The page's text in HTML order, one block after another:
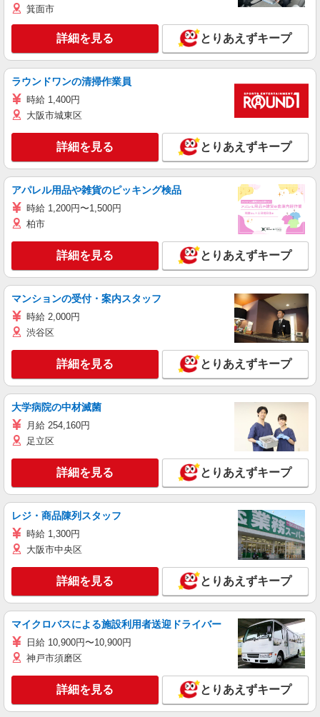
箕面市
詳細を見る とりあえずキープ
ラウンドワンの清掃作業員
時給 1,400円
大阪市城東区
詳細を見る とりあえずキープ
アパレル用品や雑貨のピッキング検品
時給 1,200円〜1,500円
柏市
詳細を見る とりあえずキープ
マンションの受付・案内スタッフ
時給 2,000円
渋谷区
詳細を見る とりあえずキープ
大学病院の中材滅菌
月給 254,160円
足立区
詳細を見る とりあえずキープ
レジ・商品陳列スタッフ
時給 1,300円
大阪市中央区
詳細を見る とりあえずキープ
マイクロバスによる施設利用者送迎ドライバー
日給 10,900円〜10,900円
神戸市須磨区
詳細を見る とりあえずキープ